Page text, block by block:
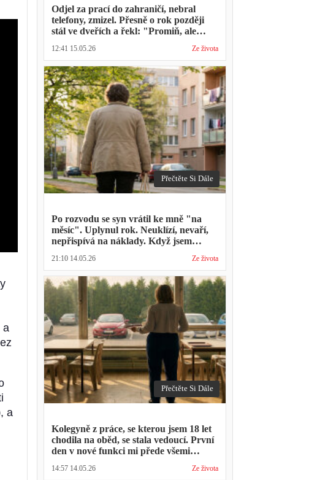
a
​​a
Odjel za prací do zahraničí, nebral
telefony, zmizel. Přesně o rok později
stál ve dveřích a řekl: "Promiň, ale
12:41 15.05.26 Ze života
Přečtěte Si Dále
Po rozvodu se syn vrátil ke mně "na
měsíc". Uplynul rok. Neuklízí, nevaří,
nepřispívá na náklady. Když jsem
přece nevyhodíš vlastní dítě."
21:10 14.05.26 Ze života
Přečtěte Si Dále
Kolegyně z práce, se kterou jsem 18 let
chodila na oběd, se stala vedoucí. První
den v nové funkci mi přede všemi
Přestávka trvala stejně jako vždycky
14:57 14.05.26 Ze života